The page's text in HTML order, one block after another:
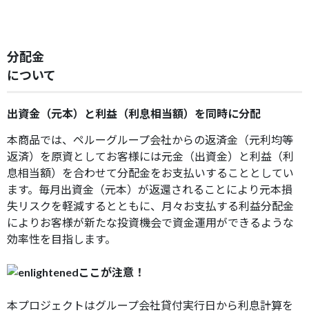
分配金
について
出資金（元本）と利益（利息相当額）を同時に分配
本商品では、ペルーグループ会社からの返済金（元利均等
返済）を原資としてお客様には元金（出資金）と利益（利
息相当額）を合わせて分配金をお支払いすることとしてい
ます。毎月出資金（元本）が返還されることにより元本損
失リスクを軽減するとともに、月々お支払する利益分配金
によりお客様が新たな投資機会で資金運用ができるような
効率性を目指します。
ここが注意！
本プロジェクトはグループ会社貸付実行日から利息計算を